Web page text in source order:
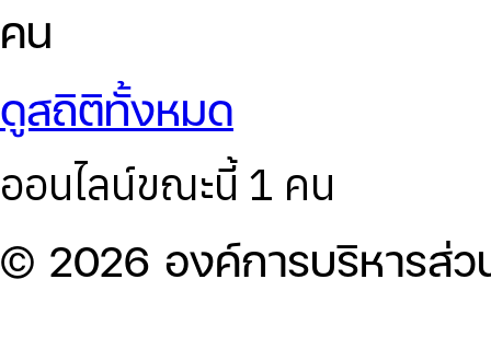
คน
ดูสถิติทั้งหมด
ออนไลน์ขณะนี้ 1 คน
© 2026 องค์การบริหารส่ว